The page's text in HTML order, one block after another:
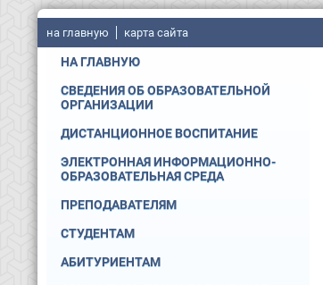
на главную карта сайта
НА ГЛАВНУЮ
СВЕДЕНИЯ ОБ ОБРАЗОВАТЕЛЬНОЙ
ОРГАНИЗАЦИИ
ДИСТАНЦИОННОЕ ВОСПИТАНИЕ
ЭЛЕКТРОННАЯ ИНФОРМАЦИОННО-
ОБРАЗОВАТЕЛЬНАЯ СРЕДА
ПРЕПОДАВАТЕЛЯМ
СТУДЕНТАМ
АБИТУРИЕНТАМ